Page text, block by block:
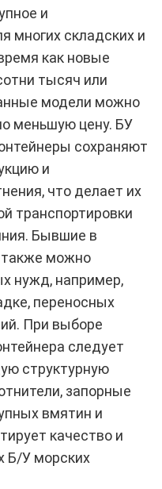
и
многих складских и
как новые
тысяч или
модели можно
меньшую цену. БУ
сохраняют
и
что делает их
транспортировки
Бывшие в
также можно
нужд, например,
переносных
При выборе
следует
структурную
запорные
вмятин и
качество и
Б/У морских